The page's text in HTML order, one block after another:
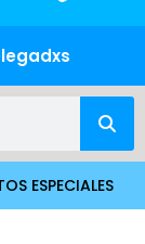
ESPECIALES